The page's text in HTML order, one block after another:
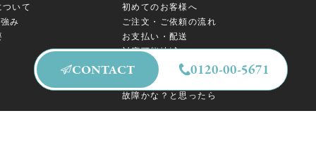
CONTACT 0120-00-5671
いて
み
初めてのお客様へ
ご注文・ご依頼の流れ
お支払い・配送
対応可能地域
工事について
アフターサービス・保証
故障かな？と思ったら